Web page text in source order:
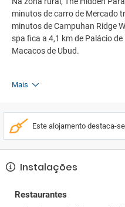
minutos de carro de Mercado
minutos de Campuhan Ridge
spa fica a 4,1 km de Palácio
Macacos de Ubud.
Mais
Este alojamento destaca-
Instalações
Restaurantes